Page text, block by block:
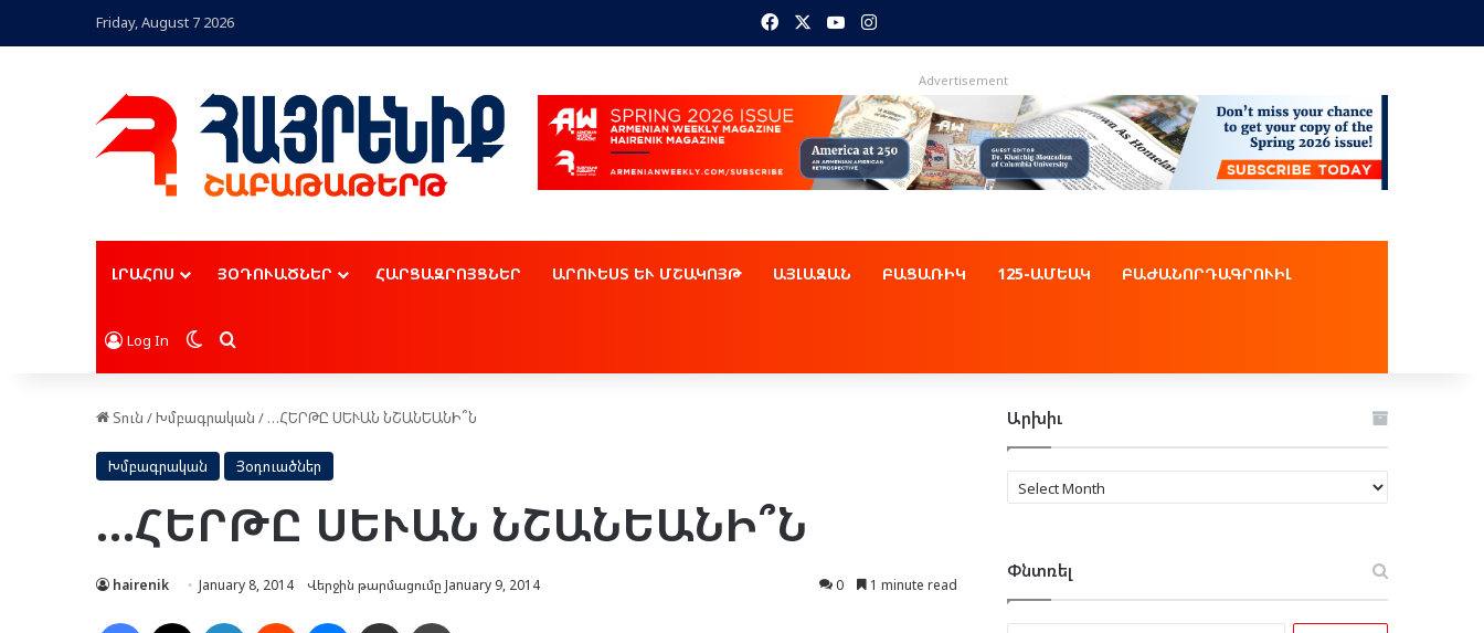
Friday, August 7 2026 FacebookYouTubeInstagram
Advertisement
ԼՐԱՀՈՍ ՅՕԴՈՒԱԾՆԵՐ ՀԱՐՑԱԶՐՈՅՑՆԵՐ ԱՐՈՒԵՍՏ ԵՒ ՄՇԱԿՈՅԹ ԱՅԼԱԶԱՆ ԲԱՑԱՌԻԿ 125-ԱՄԵԱԿ ԲԱԺԱՆՈՐԴԱԳՐՈՒԻԼ
Log In Switch skin
Որոնել
Տուն /Խմբագրական / …ՀԵՐԹԸ ՍԵՒԱՆ ՆՇԱՆԵԱՆԻ՞Ն
Խմբագրական Յօդուածներ
…ՀԵՐԹԸ ՍԵՒԱՆ ՆՇԱՆԵԱՆԻ՞Ն
hairenik January 8, 2014 Վերջին թարմացումը January 9, 2014 0 1 minute read
Facebook LinkedIn Reddit MessengerՈւղարկել նամակ
Արխիւ
Արխիւ
Փնտռել